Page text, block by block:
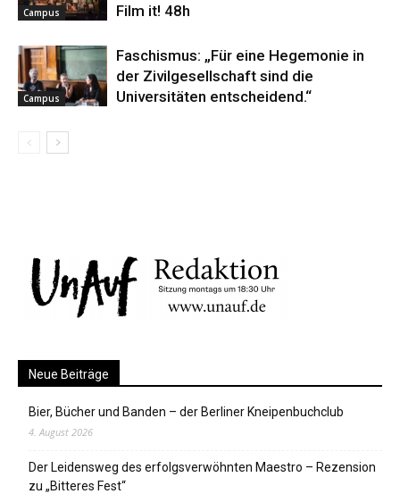
Campus
Film it! 48h
Campus
Faschismus: „Für eine Hegemonie in
der Zivilgesellschaft sind die
Universitäten entscheidend.“
Neue Beiträge
Bier, Bücher und Banden – der Berliner Kneipenbuchclub
4. August 2026
Der Leidensweg des erfolgsverwöhnten Maestro – Rezension
zu „Bitteres Fest“